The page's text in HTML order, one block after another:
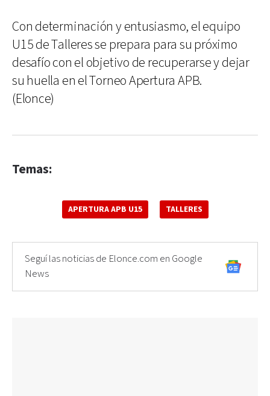
Con determinación y entusiasmo, el equipo
U15 de Talleres se prepara para su próximo
desafío con el objetivo de recuperarse y dejar
su huella en el Torneo Apertura APB.
(Elonce)
Temas:
APERTURA APB U15 TALLERES
Seguí las noticias de Elonce.com en Google
News